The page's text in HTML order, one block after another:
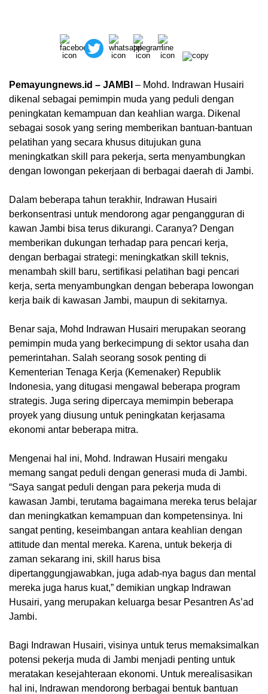
Pemayungnews.id – JAMBI – Mohd. Indrawan Husairi
dikenal sebagai pemimpin muda yang peduli dengan
peningkatan kemampuan dan keahlian warga. Dikenal
sebagai sosok yang sering memberikan bantuan-bantuan
pelatihan yang secara khusus ditujukan guna
meningkatkan skill para pekerja, serta menyambungkan
dengan lowongan pekerjaan di berbagai daerah di Jambi.
Dalam beberapa tahun terakhir, Indrawan Husairi
berkonsentrasi untuk mendorong agar pengangguran di
kawan Jambi bisa terus dikurangi. Caranya? Dengan
memberikan dukungan terhadap para pencari kerja,
dengan berbagai strategi: meningkatkan skill teknis,
menambah skill baru, sertifikasi pelatihan bagi pencari
kerja, serta menyambungkan dengan beberapa lowongan
kerja baik di kawasan Jambi, maupun di sekitarnya.
Benar saja, Mohd Indrawan Husairi merupakan seorang
pemimpin muda yang berkecimpung di sektor usaha dan
pemerintahan. Salah seorang sosok penting di
Kementerian Tenaga Kerja (Kemenaker) Republik
Indonesia, yang ditugasi mengawal beberapa program
strategis. Juga sering dipercaya memimpin beberapa
proyek yang diusung untuk peningkatan kerjasama
ekonomi antar beberapa mitra.
Mengenai hal ini, Mohd. Indrawan Husairi mengaku
memang sangat peduli dengan generasi muda di Jambi.
“Saya sangat peduli dengan para pekerja muda di
kawasan Jambi, terutama bagaimana mereka terus belajar
dan meningkatkan kemampuan dan kompetensinya. Ini
sangat penting, keseimbangan antara keahlian dengan
attitude dan mental mereka. Karena, untuk bekerja di
zaman sekarang ini, skill harus bisa
dipertanggungjawabkan, juga adab-nya bagus dan mental
mereka juga harus kuat,” demikian ungkap Indrawan
Husairi, yang merupakan keluarga besar Pesantren As’ad
Jambi.
Bagi Indrawan Husairi, visinya untuk terus memaksimalkan
potensi pekerja muda di Jambi menjadi penting untuk
meratakan kesejahteraan ekonomi. Untuk merealisasikan
hal ini, Indrawan mendorong berbagai bentuk bantuan